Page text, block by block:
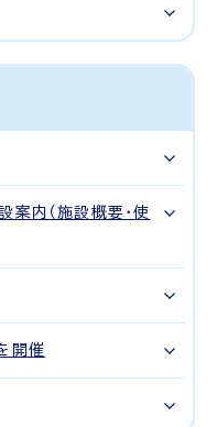
内（施設概要・使
開催